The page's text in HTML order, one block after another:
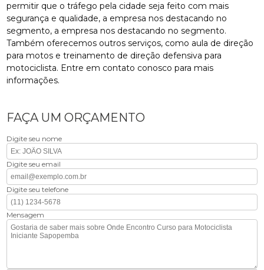
permitir que o tráfego pela cidade seja feito com mais
segurança e qualidade, a empresa nos destacando no
segmento, a empresa nos destacando no segmento.
Também oferecemos outros serviços, como aula de direção
para motos e treinamento de direção defensiva para
motociclista. Entre em contato conosco para mais
informações.
FAÇA UM ORÇAMENTO
Digite seu nome
Digite seu email
Digite seu telefone
Mensagem